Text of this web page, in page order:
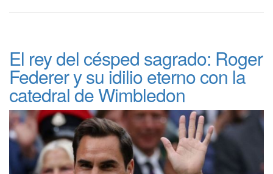
El rey del césped sagrado: Roger
Federer y su idilio eterno con la
catedral de Wimbledon